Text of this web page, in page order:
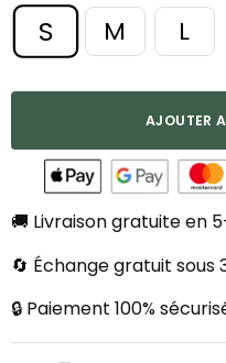
S M L
AJOUTER
🚚 Livraison gratuite en
🔄 Échange gratuit sous
🔒 Paiement 100%